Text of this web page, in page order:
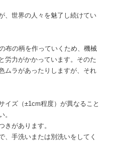
、世界の人々を魅了し続けてい
布の柄を作っていくため、機械
労力がかかっています。そのた
ムラがあったりしますが、それ
イズ（±1cm程度）が異なること
。
きがあります。
、手洗いまたは別洗いをしてく